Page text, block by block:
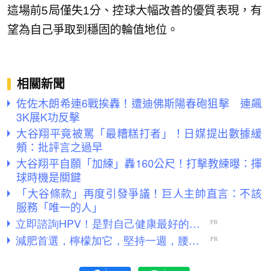
這場前5局僅失1分、控球大幅改善的優質表現，有
望為自己爭取到穩固的輪值地位。
相關新聞
佐佐木朗希連6戰挨轟！遭迪佛斯陽春砲狙擊 連飆
3K展K功反擊
大谷翔平竟被罵「最糟糕打者」！日媒提出數據緩
頰：批評言之過早
大谷翔平自願「加練」轟160公尺！打擊教練曝：揮
球時機是關鍵
「大谷條款」再度引發爭議！巨人主帥直言：不該
服務「唯一的人」